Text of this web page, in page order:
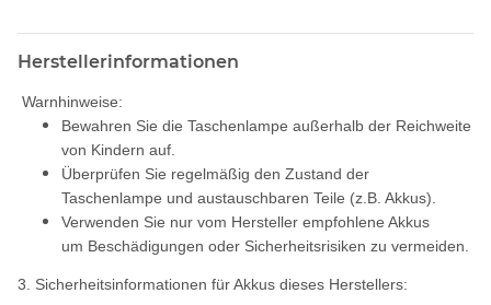
Herstellerinformationen
Warnhinweise:
Bewahren Sie die Taschenlampe außerhalb der Reichweite
von Kindern auf.
Überprüfen Sie regelmäßig den Zustand der
Taschenlampe und austauschbaren Teile (z.B. Akkus).
Verwenden Sie nur vom Hersteller empfohlene Akkus
um Beschädigungen oder Sicherheitsrisiken zu vermeiden.
3. Sicherheitsinformationen für Akkus dieses Herstellers: